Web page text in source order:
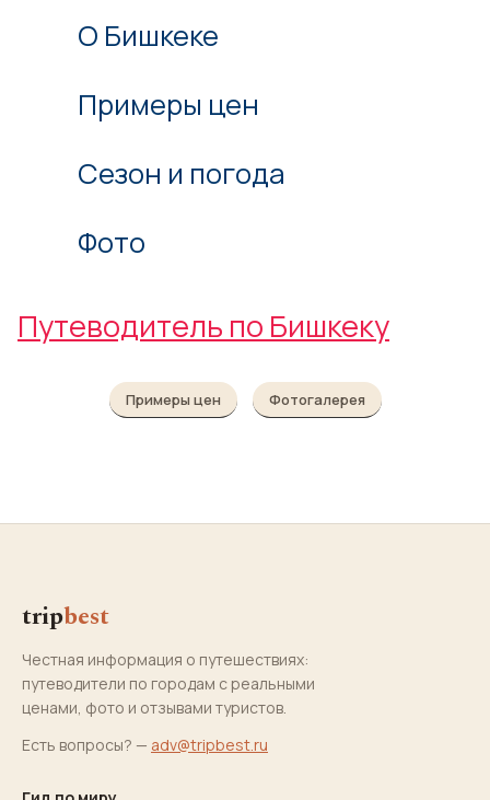
О Бишкеке
Примеры цен
Сезон и погода
Фото
Путеводитель по Бишкеку
Примеры цен Фотогалерея
tripbest
Честная информация о путешествиях:
путеводители по городам с реальными
ценами, фото и отзывами туристов.
Есть вопросы? — adv@tripbest.ru